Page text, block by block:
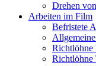
Drehen
Arbeiten im Film
Befristete
Richtlöhne
Richtlöhne